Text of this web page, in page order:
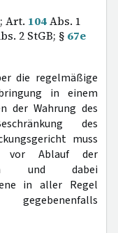
Art. 104Abs. 1
2 StGB; § 67e
die regelmäßige
in einem
der Wahrung des
des
muss
vor Ablauf der
und dabei
in aller Regel